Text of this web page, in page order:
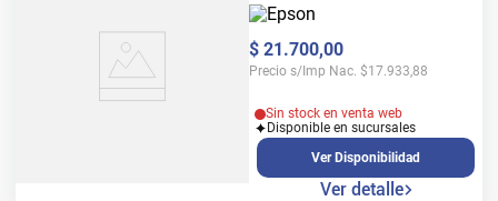
$ 21.700,00
Precio s/Imp Nac. $17.933,88
Sin stock en venta web
Disponible en sucursales
Ver Disponibilidad
Ver detalle